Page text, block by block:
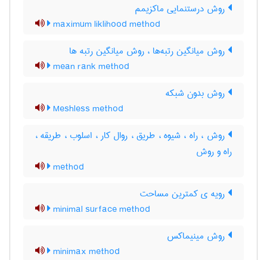
روش درستنمایی ماکزیمم
maximum liklihood method
روش میانگین رتبه‌ها ، روش میانگین رتبه ها
mean rank method
روش بدون شبکه
Meshless method
روش ، راه ، شیوه ، طریق ، روال کار ، اسلوب ، طریقه ،
راه و روش
method
رویه ی کمترین مساحت
minimal surface method
روش مینیماکس
minimax method